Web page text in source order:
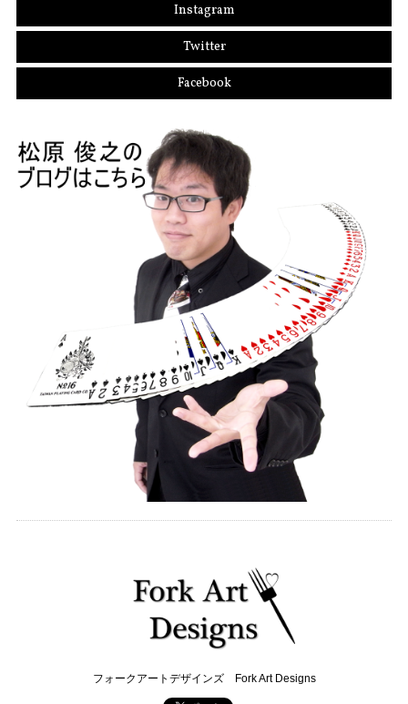
Instagram
Twitter
Facebook
フォークアートデザインズ Fork Art Designs